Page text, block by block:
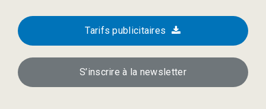
Tarifs publicitaires
S’inscrire à la newsletter